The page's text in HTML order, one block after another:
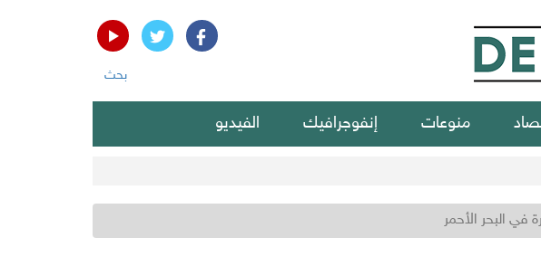
بحث
منوعات إنفوجرافيك الفيديو
في البحر الأحمر